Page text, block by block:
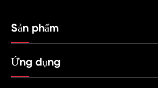
Sản phẩm
Ứng dụng